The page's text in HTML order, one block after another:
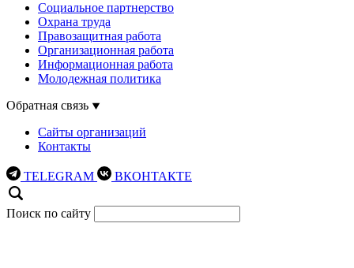
Социальное партнерство
Охрана труда
Правозащитная работа
Организационная работа
Информационная работа
Молодежная политика
Обратная связь
Сайты организаций
Контакты
TELEGRAM ВКОНТАКТЕ
Поиск по сайту